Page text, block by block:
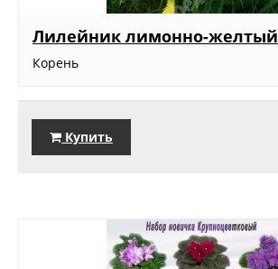
Лилейник лимонно-желтый
Корень
Купить